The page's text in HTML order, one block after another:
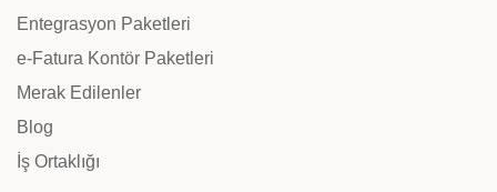
Entegrasyon Paketleri
e-Fatura Kontör Paketleri
Merak Edilenler
Blog
İş Ortaklığı